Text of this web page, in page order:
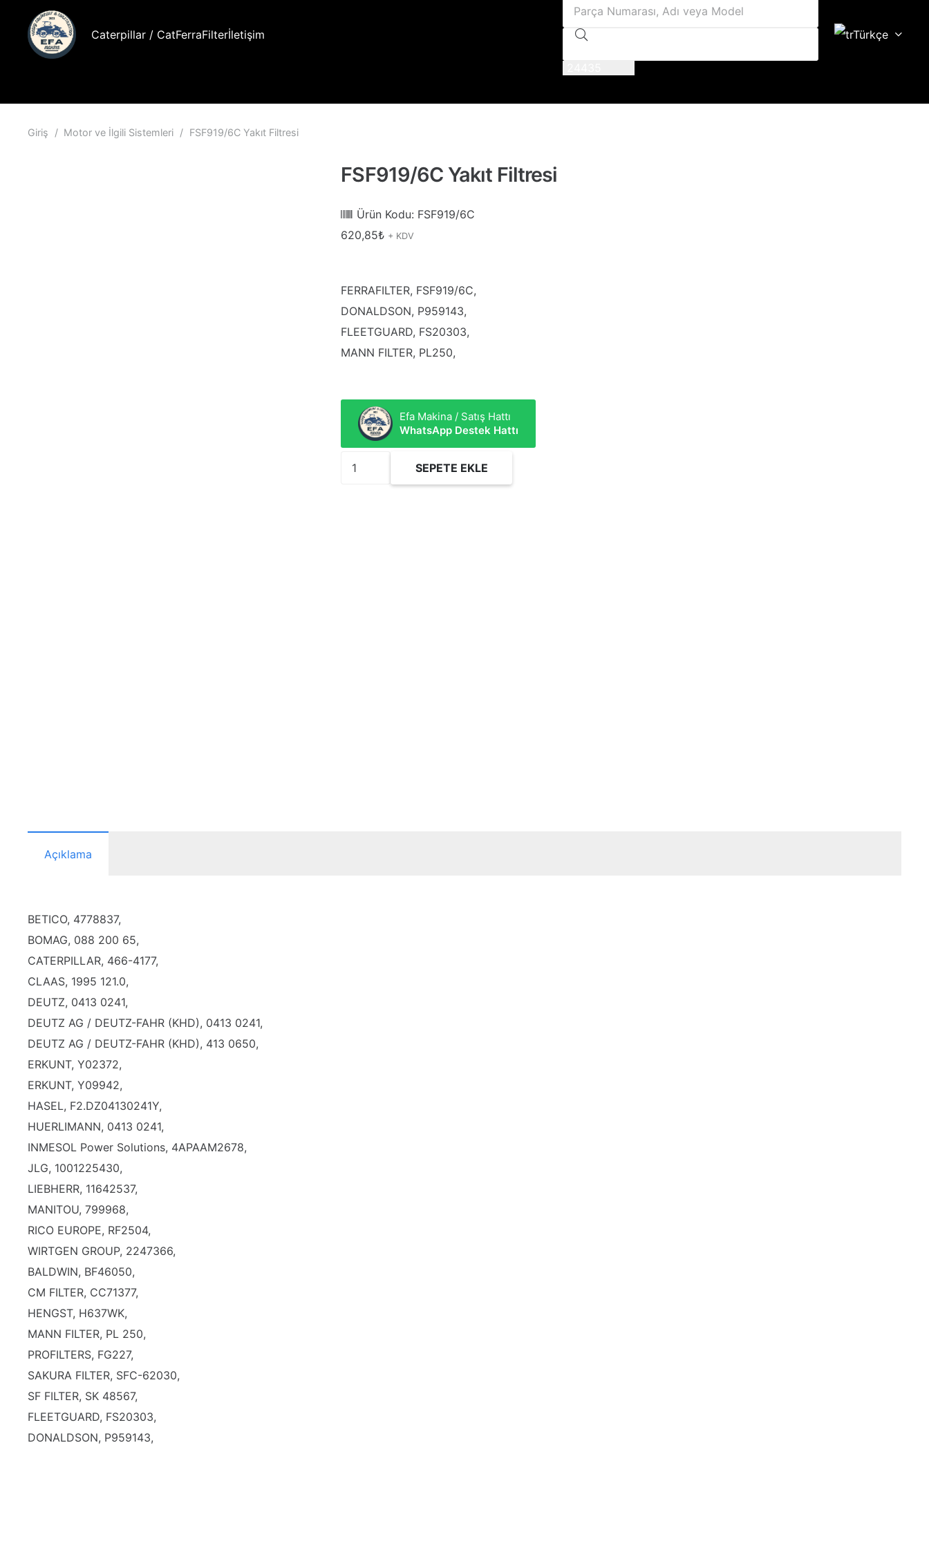
Caterpillar / CatFerraFilterİletişim Türkçe
Giriş / Motor ve İlgili Sistemleri / FSF919/6C Yakıt Filtresi
FSF919/6C Yakıt Filtresi
Ürün Kodu: FSF919/6C
620,85₺ + KDV
FERRAFILTER, FSF919/6C,
DONALDSON, P959143,
FLEETGUARD, FS20303,
MANN FILTER, PL250,
Efa Makina / Satış Hattı
WhatsApp Destek Hattı
FSF919/6C
SEPETE EKLE
Açıklama
BETICO, 4778837,
BOMAG, 088 200 65,
CATERPILLAR, 466-4177,
CLAAS, 1995 121.0,
DEUTZ, 0413 0241,
DEUTZ AG / DEUTZ-FAHR (KHD), 0413 0241,
DEUTZ AG / DEUTZ-FAHR (KHD), 413 0650,
ERKUNT, Y02372,
ERKUNT, Y09942,
HASEL, F2.DZ04130241Y,
HUERLIMANN, 0413 0241,
INMESOL Power Solutions, 4APAAM2678,
JLG, 1001225430,
LIEBHERR, 11642537,
MANITOU, 799968,
RICO EUROPE, RF2504,
WIRTGEN GROUP, 2247366,
BALDWIN, BF46050,
CM FILTER, CC71377,
HENGST, H637WK,
MANN FILTER, PL 250,
PROFILTERS, FG227,
SAKURA FILTER, SFC-62030,
SF FILTER, SK 48567,
FLEETGUARD, FS20303,
DONALDSON, P959143,